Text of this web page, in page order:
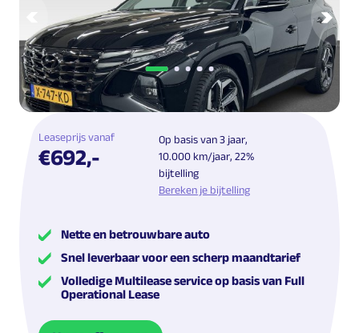
Vorige
Leaseprijs vanaf
€692,-
Op basis van 3 jaar,
10.000 km/jaar, 22%
bijtelling
Bereken je bijtelling
Nette en betrouwbare auto
Snel leverbaar voor een scherp maandtarief
Volledige Multilease service op basis van Full
Operational Lease